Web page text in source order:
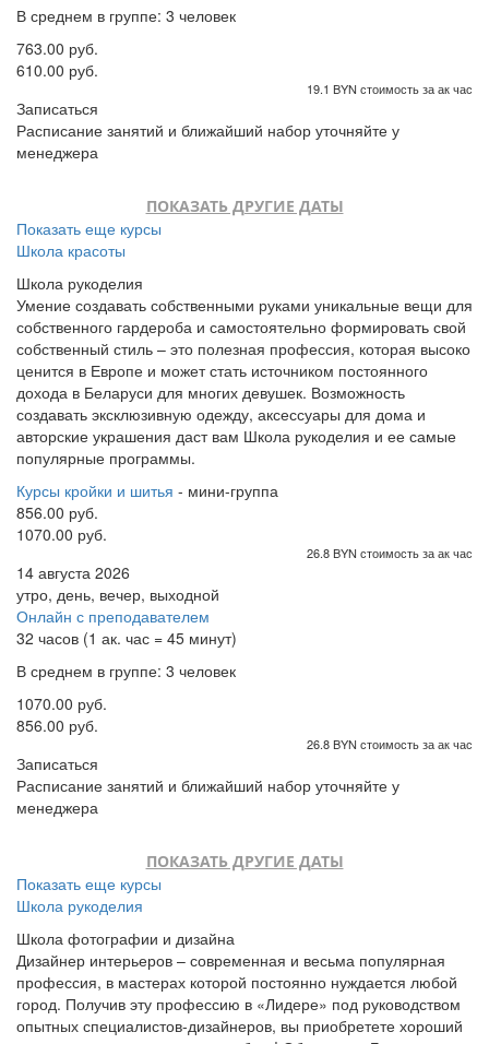
В среднем в группе: 3 человек
763.00 руб.
610.00 руб.
19.1 BYN стоимость за ак час
Записаться
Расписание занятий и ближайший набор уточняйте у
менеджера
ПОКАЗАТЬ ДРУГИЕ ДАТЫ
Показать еще курсы
Школа красоты
Школа рукоделия
Умение создавать собственными руками уникальные вещи для
собственного гардероба и самостоятельно формировать свой
собственный стиль – это полезная профессия, которая высоко
ценится в Европе и может стать источником постоянного
дохода в Беларуси для многих девушек. Возможность
создавать эксклюзивную одежду, аксессуары для дома и
авторские украшения даст вам Школа рукоделия и ее самые
популярные программы.
Курсы кройки и шитья - мини-группа
856.00 руб.
1070.00 руб.
26.8 BYN стоимость за ак час
14 августа 2026
утро, день, вечер, выходной
Онлайн с преподавателем
32 часов (1 ак. час = 45 минут)
В среднем в группе: 3 человек
1070.00 руб.
856.00 руб.
26.8 BYN стоимость за ак час
Записаться
Расписание занятий и ближайший набор уточняйте у
менеджера
ПОКАЗАТЬ ДРУГИЕ ДАТЫ
Показать еще курсы
Школа рукоделия
Школа фотографии и дизайна
Дизайнер интерьеров – современная и весьма популярная
профессия, в мастерах которой постоянно нуждается любой
город. Получив эту профессию в «Лидере» под руководством
опытных специалистов-дизайнеров, вы приобретете хороший